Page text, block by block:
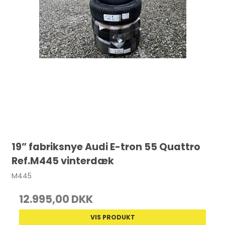
19” fabriksnye Audi E-tron 55 Quattro
Ref.M445 vinterdæk
M445
12.995,00 DKK
VIS PRODUKT